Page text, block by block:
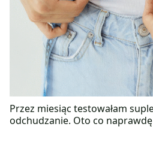
Przez miesiąc testowałam
odchudzanie. Oto co